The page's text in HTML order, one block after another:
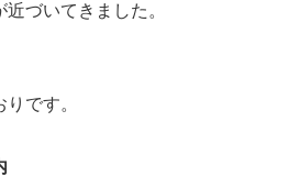
づいてきました。
です。